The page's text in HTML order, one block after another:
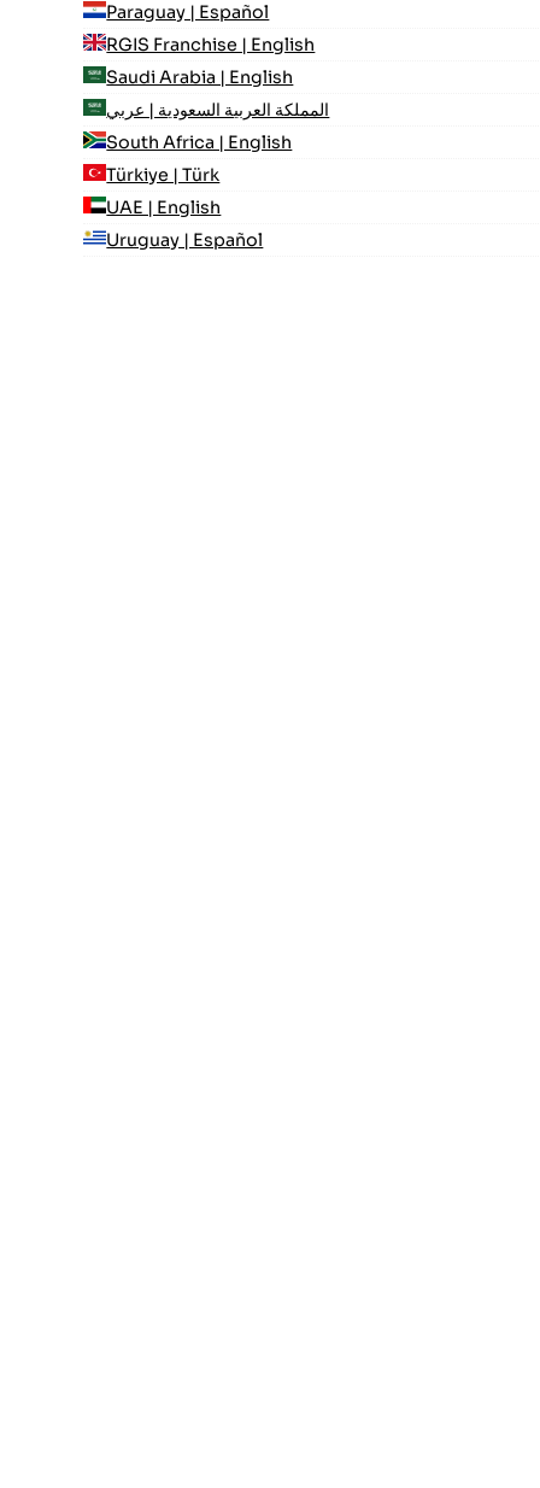
Paraguay | Español
RGIS Franchise | English
Saudi Arabia | English
المملكة العربية السعودية | عربي
South Africa | English
Türkiye | Türk
UAE | English
Uruguay | Español